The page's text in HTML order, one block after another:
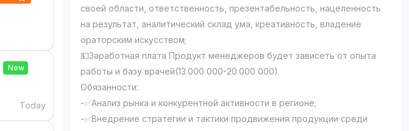
New
Today
своей области, ответственность, презентабельность, нацеленность
на результат, аналитический склад ума, креативность, владение
ораторским искусством;
💵Заработная плата Продукт менеджеров будет зависеть от опыта
работы и базу врачей(13.000 000-20.000 000)
Обязанности:
-✅Анализ рынка и конкурентной активности в регионе;
-✅Внедрение стратегии и тактики продвижения продукции среди